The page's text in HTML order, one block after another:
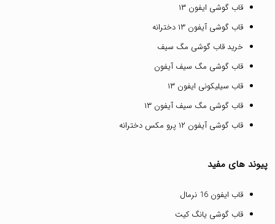
قاب گوشی ایفون ۱۳
قاب گوشی آیفون ۱۳ دخترانه
خرید قاب گوشی مگ سیف
قاب گوشی مگ سیف آیفون
قاب سیلیکونی ایفون ۱۳
قاب گوشی مگ سیف آیفون ۱۳
قاب گوشی آیفون ۱۲ پرو مکس دخترانه
پیوند های مفید
قاب ایفون 16 نرمال
قاب گوشی یانگ کیت